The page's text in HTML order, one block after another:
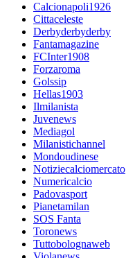
Calcionapoli1926
Cittaceleste
Derbyderbyderby
Fantamagazine
FCInter1908
Forzaroma
Golssip
Hellas1903
Ilmilanista
Juvenews
Mediagol
Milanistichannel
Mondoudinese
Notiziecalciomercato
Numericalcio
Padovasport
Pianetamilan
SOS Fanta
Toronews
Tuttobolognaweb